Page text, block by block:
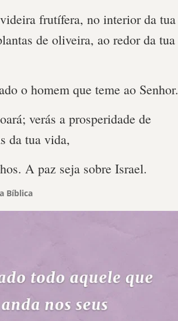
frutífera, no interior da tua
de oliveira, ao redor da tua
o homem que teme ao Senhor.
verás a prosperidade de
da tua vida,
A paz seja sobre Israel.
Bíblica